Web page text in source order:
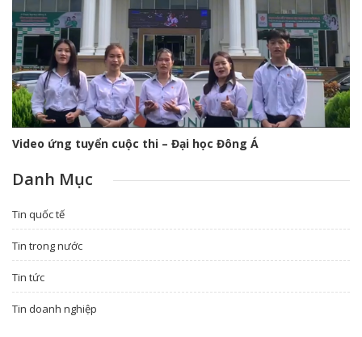
Video ứng tuyển cuộc thi – Đại học Đông Á
Danh Mục
Tin quốc tế
Tin trong nước
Tin tức
Tin doanh nghiệp